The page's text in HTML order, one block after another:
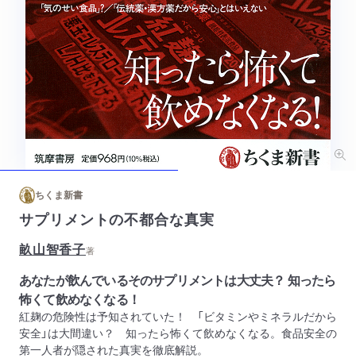
ちくま新書
サプリメントの不都合な真実
畝山智香子著
あなたが飲んでいるそのサプリメントは大丈夫？ 知ったら
怖くて飲めなくなる！
紅麹の危険性は予知されていた！ 「ビタミンやミネラルだから
安全」は大間違い？ 知ったら怖くて飲めなくなる。食品安全の
第一人者が隠された真実を徹底解説。